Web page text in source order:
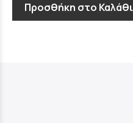
Προσθήκη στο Καλάθι